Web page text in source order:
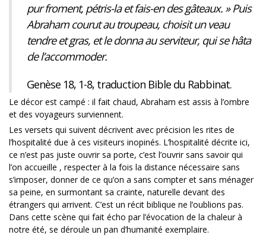
pur froment, pétris-la et fais-en des gâteaux. » Puis
Abraham courut au troupeau, choisit un veau
tendre et gras, et le donna au serviteur, qui se hâta
de l’accommoder.
Genèse 18, 1-8, traduction Bible du Rabbinat.
Le décor est campé : il fait chaud, Abraham est assis à l’ombre
et des voyageurs surviennent.
Les versets qui suivent décrivent avec précision les rites de
l’hospitalité due à ces visiteurs inopinés. L’hospitalité décrite ici,
ce n’est pas juste ouvrir sa porte, c’est l’ouvrir sans savoir qui
l’on accueille , respecter à la fois la distance nécessaire sans
s’imposer, donner de ce qu’on a sans compter et sans ménager
sa peine, en surmontant sa crainte, naturelle devant des
étrangers qui arrivent. C’est un récit biblique ne l’oublions pas.
Dans cette scène qui fait écho par l’évocation de la chaleur à
notre été, se déroule un pan d’humanité exemplaire.